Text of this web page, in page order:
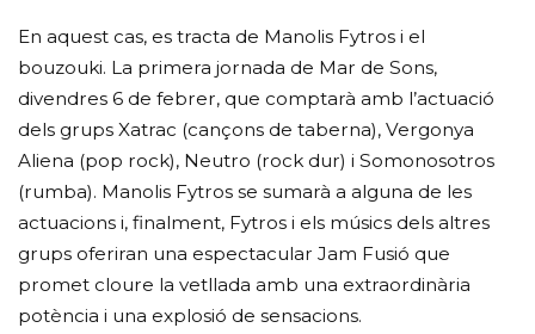
En aquest cas, es tracta de Manolis Fytros i el
bouzouki. La primera jornada de Mar de Sons,
divendres 6 de febrer, que comptarà amb l’actuació
dels grups Xatrac (cançons de taberna), Vergonya
Aliena (pop rock), Neutro (rock dur) i Somonosotros
(rumba). Manolis Fytros se sumarà a alguna de les
actuacions i, finalment, Fytros i els músics dels altres
grups oferiran una espectacular Jam Fusió que
promet cloure la vetllada amb una extraordinària
potència i una explosió de sensacions.